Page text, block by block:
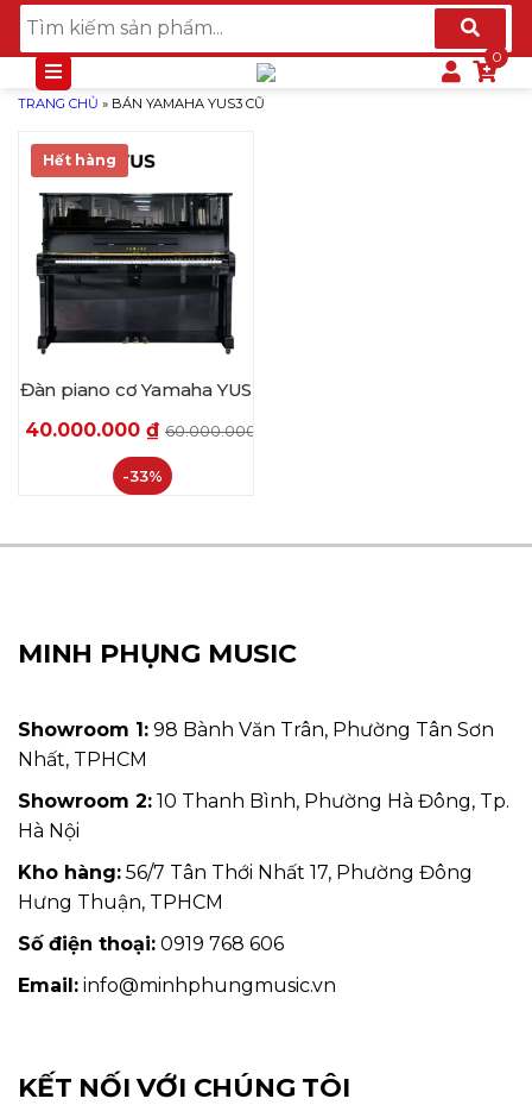
TRANG CHỦ » BÁN YAMAHA YUS3 CŨ
Hết hàng
Đàn piano cơ Yamaha YUS
40.000.000 ₫ 60.000.000
-33%
MINH PHỤNG MUSIC
Showroom 1: 98 Bành Văn Trân, Phường Tân Sơn
Nhất, TPHCM
Showroom 2: 10 Thanh Bình, Phường Hà Đông, Tp.
Hà Nội
Kho hàng: 56/7 Tân Thới Nhất 17, Phường Đông
Hưng Thuận, TPHCM
Số điện thoại: 0919 768 606
Email: info@minhphungmusic.vn
KẾT NỐI VỚI CHÚNG TÔI